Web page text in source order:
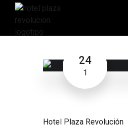
24
1
Hotel Plaza Revolución